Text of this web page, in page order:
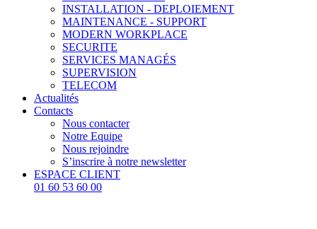
INSTALLATION - DEPLOIEMENT
MAINTENANCE - SUPPORT
MODERN WORKPLACE
SECURITE
SERVICES MANAGÉS
SUPERVISION
TELECOM
Actualités
Contacts
Nous contacter
Notre Equipe
Nous rejoindre
S’inscrire à notre newsletter
ESPACE CLIENT
01 60 53 60 00